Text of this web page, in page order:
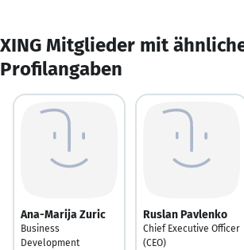
XING Mitglieder mit
Profilangaben
Ana-Marija Zuric
Business
Development
Ruslan Pavlenko
Chief Executive Officer
(CEO)